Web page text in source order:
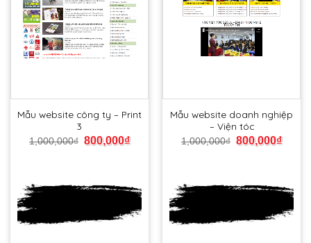
Mẫu website công ty – Print
3
1,000,000₫ 800,000₫
Xem
DEMO
Mẫu website doanh nghiệp
– Viện tóc
1,000,000₫ 800,000₫
Xem
DEMO